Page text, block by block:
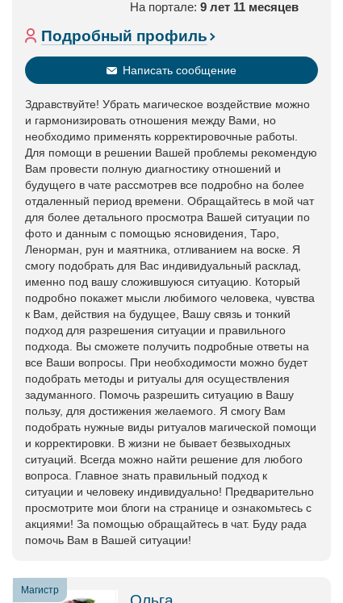
На портале: 9 лет 11 месяцев
Подробный профиль
Написать сообщение
Здравствуйте! Убрать магическое воздействие можно
и гармонизировать отношения между Вами, но
необходимо применять корректировочные работы.
Для помощи в решении Вашей проблемы рекомендую
Вам провести полную диагностику отношений и
будущего в чате рассмотрев все подробно на более
отдаленный период времени. Обращайтесь в мой чат
для более детального просмотра Вашей ситуации по
фото и данным с помощью ясновидения, Таро,
Ленорман, рун и маятника, отливанием на воске. Я
смогу подобрать для Вас индивидуальный расклад,
именно под вашу сложившуюся ситуацию. Который
подробно покажет мысли любимого человека, чувства
к Вам, действия на будущее, Вашу связь и тонкий
подход для разрешения ситуации и правильного
подхода. Вы сможете получить подробные ответы на
все Ваши вопросы. При необходимости можно будет
подобрать методы и ритуалы для осуществления
задуманного. Помочь разрешить ситуацию в Вашу
пользу, для достижения желаемого. Я смогу Вам
подобрать нужные виды ритуалов магической помощи
и корректировки. В жизни не бывает безвыходных
ситуаций. Всегда можно найти решение для любого
вопроса. Главное знать правильный подход к
ситуации и человеку индивидуально! Предварительно
просмотрите мои блоги на странице и ознакомьтесь с
акциями! За помощью обращайтесь в чат. Буду рада
помочь Вам в Вашей ситуации!
Магистр